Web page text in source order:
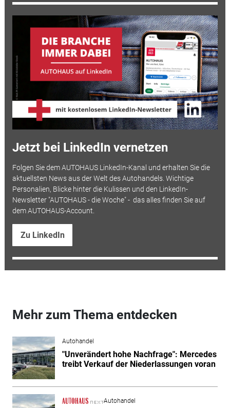
Jetzt bei LinkedIn vernetzen
Folgen Sie dem AUTOHAUS LinkedIn-Kanal und erhalten Sie die
aktuellsten News aus der Welt des Autohandels. Wichtige
Personalien, Blicke hinter die Kulissen und den LinkedIn-
Newsletter "AUTOHAUS - die Woche" - das alles finden Sie auf
dem AUTOHAUS-Account.
Zu LinkedIn
Mehr zum Thema entdecken
Autohandel
"Unverändert hohe Nachfrage": Mercedes
treibt Verkauf der Niederlassungen voran
Autohandel